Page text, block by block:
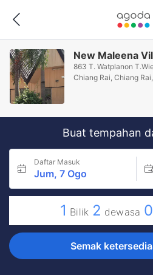
New Maleena
863 T. Watplanon
Chiang Rai, Chiang
Buat tempahan
Daftar Masuk
Jum, 7 Ogo
1 Bilik 2 dewasa 0
Semak